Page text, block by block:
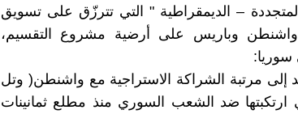
– الديمقراطية " التي تترزّق على تسويق
وباريس على أرضية مشروع التقسيم،
سوريا:
مرتبة الشراكة الاستراجية مع واشنطن( وتل
ارتكبتها ضد الشعب السوري منذ مطلع ثمانينات